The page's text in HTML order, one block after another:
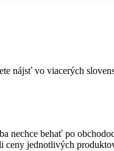
nájsť vo viacerých
nechce behať po
jednotlivých